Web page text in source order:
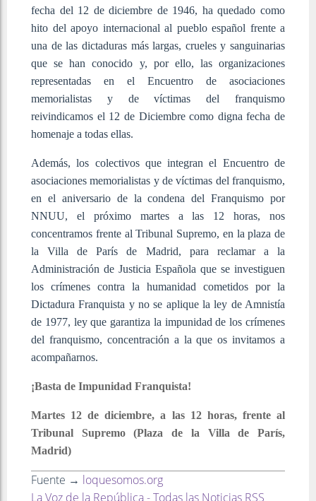
fecha del 12 de diciembre de 1946, ha quedado como
hito del apoyo internacional al pueblo español frente a
una de las dictaduras más largas, crueles y sanguinarias
que se han conocido y, por ello, las organizaciones
representadas en el Encuentro de asociaciones
memorialistas y de víctimas del franquismo
reivindicamos el 12 de Diciembre como digna fecha de
homenaje a todas ellas.
Además, los colectivos que integran el Encuentro de
asociaciones memorialistas y de víctimas del franquismo,
en el aniversario de la condena del Franquismo por
NNUU, el próximo martes a las 12 horas, nos
concentramos frente al Tribunal Supremo, en la plaza de
la Villa de París de Madrid, para reclamar a la
Administración de Justicia Española que se investiguen
los crímenes contra la humanidad cometidos por la
Dictadura Franquista y no se aplique la ley de Amnistía
de 1977, ley que garantiza la impunidad de los crímenes
del franquismo, concentración a la que os invitamos a
acompañarnos.
¡Basta de Impunidad Franquista!
Martes 12 de diciembre, a las 12 horas, frente al
Tribunal Supremo(Plaza de la Villa de París,
Madrid)
Fuente → loquesomos.org
La Voz de la República - Todas las Noticias RSS